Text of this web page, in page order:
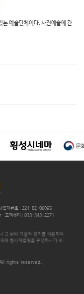
는 예술단체이다. 사진예술에 관
업자번호 : 224-82-06095
고객센터 : 033-343-2271
그 밖의 기술적 장치를 이용하여
해 형사처벌됨을 유념하시기 바
rights reserved.